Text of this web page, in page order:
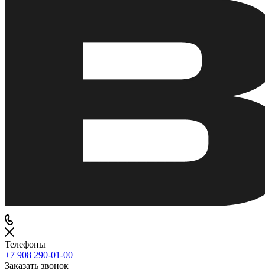
Телефоны
+7 908 290-01-00
Заказать звонок